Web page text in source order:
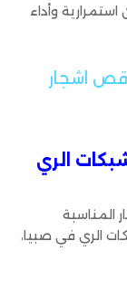
وأداء
اشجار
الري
المناسبة
الري في صبيا،